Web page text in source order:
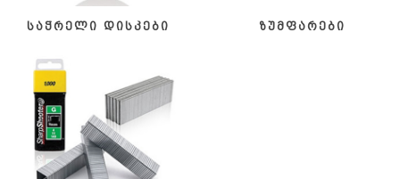
საჭრელი დისკები ზუმფარები